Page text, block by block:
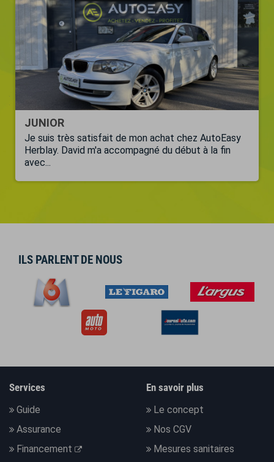
JUNIOR
Je suis très satisfait de mon achat chez AutoEasy
Herblay. David m'a accompagné du début à la fin
avec...
ILS PARLENT DE NOUS
Services
Guide
Assurance
Financement
En savoir plus
Le concept
Nos CGV
Mesures sanitaires